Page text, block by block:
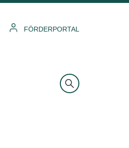
FÖRDERPORTAL